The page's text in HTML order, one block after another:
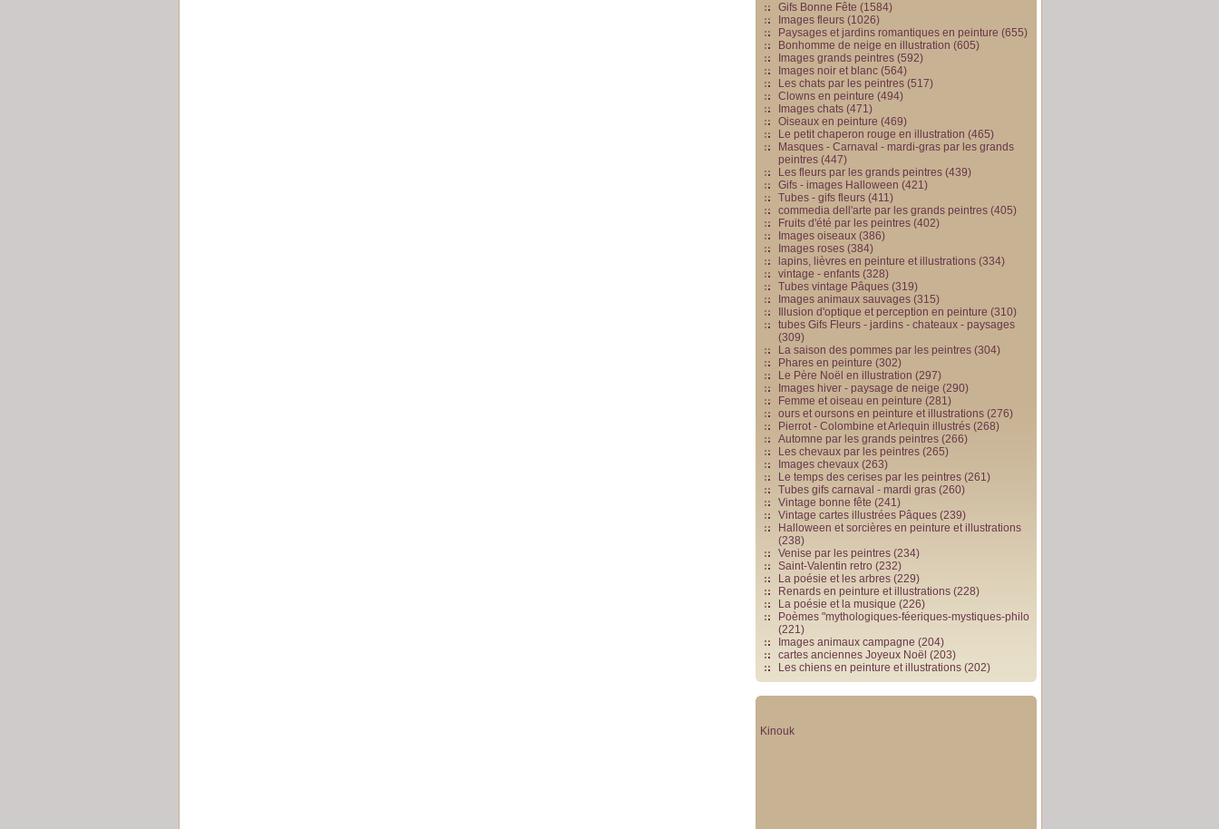
Gifs Bonne Fête (1584)
Images fleurs (1026)
Paysages et jardins romantiques en peinture (655)
Bonhomme de neige en illustration (605)
Images grands peintres (592)
Images noir et blanc (564)
Les chats par les peintres (517)
Clowns en peinture (494)
Images chats (471)
Oiseaux en peinture (469)
Le petit chaperon rouge en illustration (465)
Masques - Carnaval - mardi-gras par les grands
peintres (447)
Les fleurs par les grands peintres (439)
Gifs - images Halloween (421)
Tubes - gifs fleurs (411)
commedia dell'arte par les grands peintres (405)
Fruits d'été par les peintres (402)
Images oiseaux (386)
Images roses (384)
lapins, lièvres en peinture et illustrations (334)
vintage - enfants (328)
Tubes vintage Pâques (319)
Images animaux sauvages (315)
Illusion d'optique et perception en peinture (310)
tubes Gifs Fleurs - jardins - chateaux - paysages
(309)
La saison des pommes par les peintres (304)
Phares en peinture (302)
Le Père Noël en illustration (297)
Images hiver - paysage de neige (290)
Femme et oiseau en peinture (281)
ours et oursons en peinture et illustrations (276)
Pierrot - Colombine et Arlequin illustrés (268)
Automne par les grands peintres (266)
Les chevaux par les peintres (265)
Images chevaux (263)
Le temps des cerises par les peintres (261)
Tubes gifs carnaval - mardi gras (260)
Vintage bonne fête (241)
Vintage cartes illustrées Pâques (239)
Halloween et sorcières en peinture et illustrations
(238)
Venise par les peintres (234)
Saint-Valentin retro (232)
La poésie et les arbres (229)
Renards en peinture et illustrations (228)
La poésie et la musique (226)
Poèmes "mythologiques-féeriques-mystiques-philo
(221)
Images animaux campagne (204)
cartes anciennes Joyeux Noël (203)
Les chiens en peinture et illustrations (202)
Kinouk